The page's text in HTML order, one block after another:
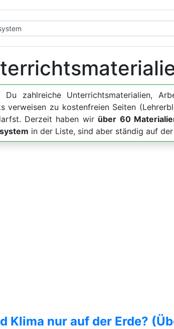
zahlreiche Unterrichtsmaterialien,
verweisen zu kostenfreien Seiten
Derzeit haben wir über 60
in der Liste, sind aber ständig auf
Klima nur auf der Erde?